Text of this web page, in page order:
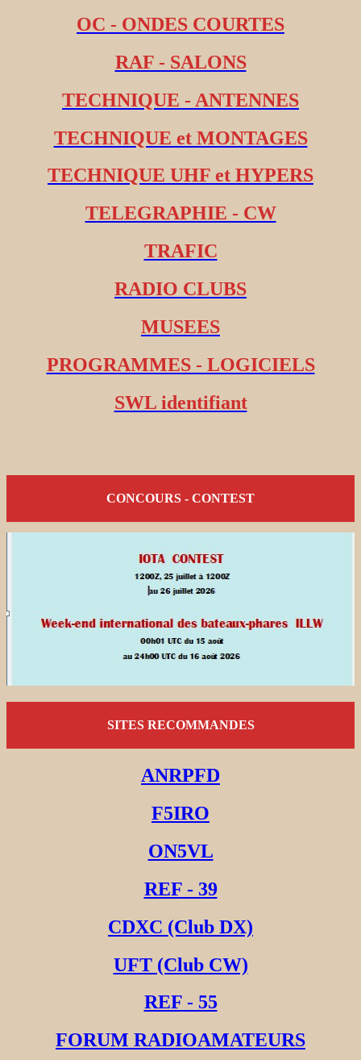
OC - ONDES COURTES
RAF - SALONS
TECHNIQUE - ANTENNES
TECHNIQUE et MONTAGES
TECHNIQUE UHF et HYPERS
TELEGRAPHIE - CW
TRAFIC
RADIO CLUBS
MUSEES
PROGRAMMES - LOGICIELS
SWL identifiant
CONCOURS - CONTEST
SITES RECOMMANDES
ANRPFD
F5IRO
ON5VL
REF - 39
CDXC (Club DX)
UFT (Club CW)
REF - 55
FORUM RADIOAMATEURS